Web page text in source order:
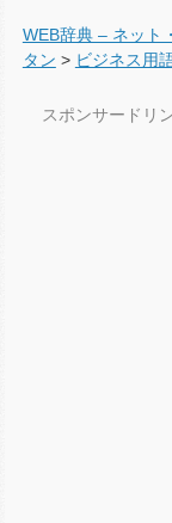
WEB辞典 – ネット
タン > ビジネス用
スポンサードリ